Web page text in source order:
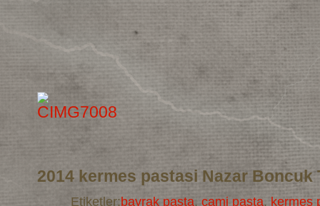
2014 kermes pastasi Nazar Boncuk
Etiketler:bayrak pasta, cami pasta, kermes